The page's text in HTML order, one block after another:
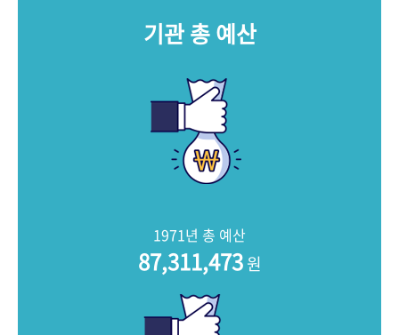
키워드로 보는 연구 역사
문서 기록물 행정박물
기관 총 예산
1971년 총 예산
87,311,473원